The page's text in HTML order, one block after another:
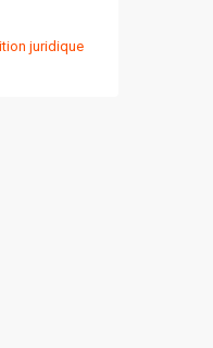
juridique